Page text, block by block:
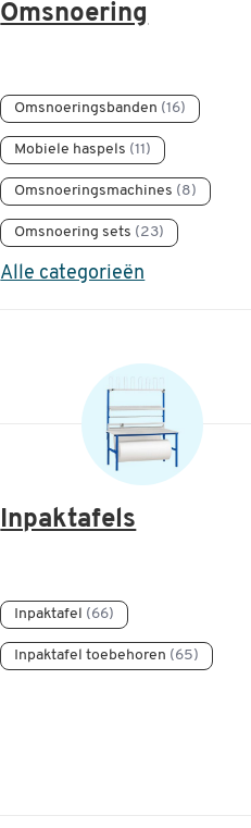
Omsnoering
Omsnoeringsbanden (16)
Mobiele haspels (11)
Omsnoeringsmachines (8)
Omsnoering sets (23)
Alle categorieën
Inpaktafels
Inpaktafel (66)
Inpaktafel toebehoren (65)